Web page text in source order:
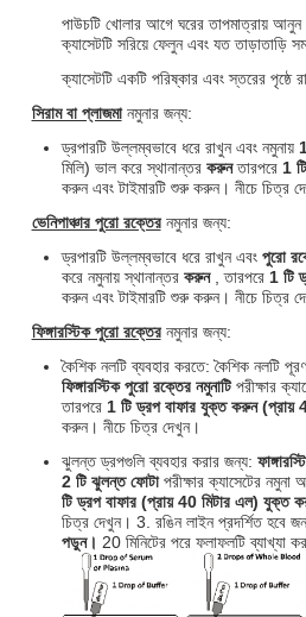
পাউচটি খোলার আগে ঘরের তাপমাত্রায়
ক্যাসেটটি সরিয়ে ফেলুন এবং যত তাড়াতাড়ি
ক্যাসেটটি একটি পরিষ্কার এবং স্তরের পৃষ্ঠে
সিরাম বা প্লাজমানমুনার জন্য:
ড্রপারটি উল্লম্বভাবে ধরে রাখুন এবং নমুনায়
মিলি) ভাল করে স্থানান্তর করুনতারপরে 1
করুন এবং টাইমারটি শুরু করুন। নীচে চিত্র
ভেনিপাঞ্চার পুরো রক্তেরনমুনার জন্য:
ড্রপারটি উল্লম্বভাবে ধরে রাখুন এবং পুরো
করে নমুনায় স্থানান্তর করুন, তারপরে 1 টি
করুন এবং টাইমারটি শুরু করুন। নীচে চিত্র
ফিঙ্গারস্টিক পুরো রক্তেরনমুনার জন্য:
কৈশিক নলটি ব্যবহার করতে: কৈশিক নলটি
ফিঙ্গারস্টিক পুরো রক্তের নমুনাটিপরীক্ষার
তারপরে 1 টি ড্রপ বাফার যুক্ত করুন (প্রায়
করুন। নীচে চিত্র দেখুন।
ঝুলন্ত ড্রপগুলি ব্যবহার করার জন্য:
2 টি ঝুলন্ত ফোটাপরীক্ষার ক্যাসেটের নমুনা
টি ড্রপ বাফার (প্রায় 40 মিটার এল) যুক্ত
চিত্র দেখুন। 3. রঙিন লাইন প্রদর্শিত হবে
পড়ুন। 20 মিনিটের পরে ফলাফলটি ব্যাখ্যা